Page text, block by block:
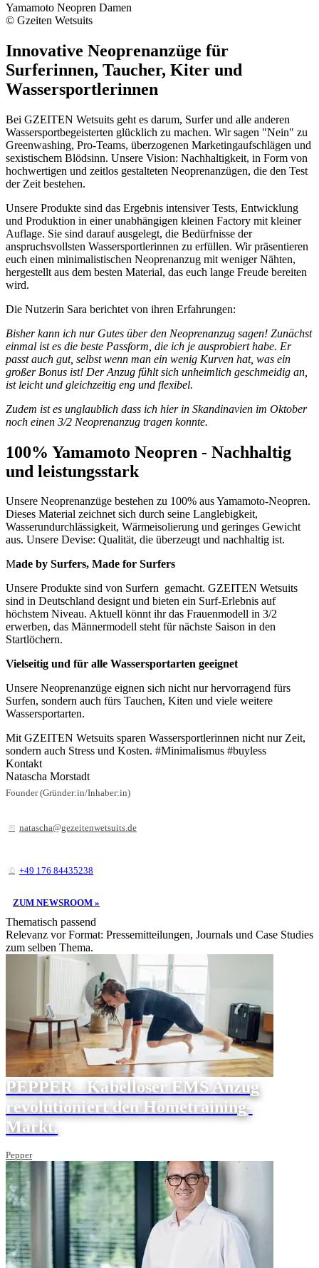
Yamamoto Neopren Damen
© Gzeiten Wetsuits
Innovative Neoprenanzüge für
Surferinnen, Taucher, Kiter und
Wassersportlerinnen
Bei GZEITEN Wetsuits geht es darum, Surfer und alle anderen
Wassersportbegeisterten glücklich zu machen. Wir sagen "Nein" zu
Greenwashing, Pro-Teams, überzogenen Marketingaufschlägen und
sexistischem Blödsinn. Unsere Vision: Nachhaltigkeit, in Form von
hochwertigen und zeitlos gestalteten Neoprenanzügen, die den Test
der Zeit bestehen.
Unsere Produkte sind das Ergebnis intensiver Tests, Entwicklung
und Produktion in einer unabhängigen kleinen Factory mit kleiner
Auflage. Sie sind darauf ausgelegt, die Bedürfnisse der
anspruchsvollsten Wassersportlerinnen zu erfüllen. Wir präsentieren
euch einen minimalistischen Neoprenanzug mit weniger Nähten,
hergestellt aus dem besten Material, das euch lange Freude bereiten
wird.
Die Nutzerin Sara berichtet von ihren Erfahrungen:
Bisher kann ich nur Gutes über den Neoprenanzug sagen! Zunächst
einmal ist es die beste Passform, die ich je ausprobiert habe. Er
passt auch gut, selbst wenn man ein wenig Kurven hat, was ein
großer Bonus ist! Der Anzug fühlt sich unheimlich geschmeidig an,
ist leicht und gleichzeitig eng und flexibel.
Zudem ist es unglaublich dass ich hier in Skandinavien im Oktober
noch einen 3/2 Neoprenanzug tragen konnte.
100% Yamamoto Neopren - Nachhaltig
und leistungsstark
Unsere Neoprenanzüge bestehen zu 100% aus Yamamoto-Neopren.
Dieses Material zeichnet sich durch seine Langlebigkeit,
Wasserundurchlässigkeit, Wärmeisolierung und geringes Gewicht
aus. Unsere Devise: Qualität, die überzeugt und nachhaltig ist.
Made by Surfers, Made for Surfers
Unsere Produkte sind von Surfern gemacht. GZEITEN Wetsuits
sind in Deutschland designt und bieten ein Surf-Erlebnis auf
höchstem Niveau. Aktuell könnt ihr das Frauenmodell in 3/2
erwerben, das Männermodell steht für nächste Saison in den
Startlöchern.
Vielseitig und für alle Wassersportarten geeignet
Unsere Neoprenanzüge eignen sich nicht nur hervorragend fürs
Surfen, sondern auch fürs Tauchen, Kiten und viele weitere
Wassersportarten.
Mit GZEITEN Wetsuits sparen Wassersportlerinnen nicht nur Zeit,
sondern auch Stress und Kosten. #Minimalismus #buyless
Kontakt
Natascha Morstadt
Founder (Gründer:in/Inhaber:in)
natascha@gezeitenwetsuits.de
+49 176 84435238
ZUM NEWSROOM »
Thematisch passend
Relevanz vor Format: Pressemitteilungen, Journals und Case Studies
zum selben Thema.
PEPPER - Kabelloser EMS Anzug
revolutioniert den Hometraining-
Markt.
Pepper